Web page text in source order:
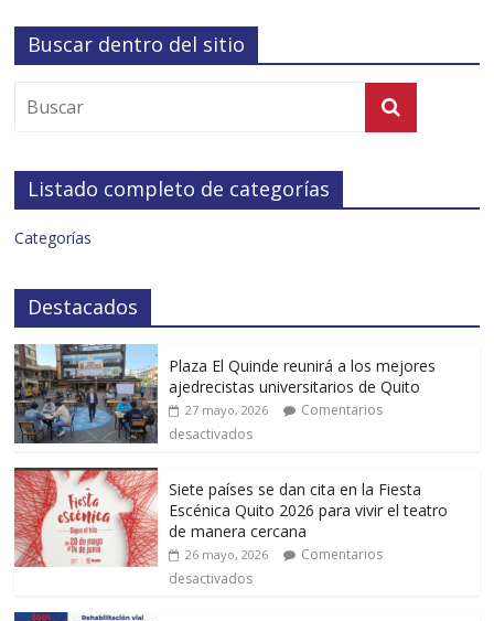
Buscar dentro del sitio
Listado completo de categorías
Categorías
Destacados
Plaza El Quinde reunirá a los mejores
ajedrecistas universitarios de Quito
27 mayo, 2026
Comentarios
desactivados
Siete países se dan cita en la Fiesta
Escénica Quito 2026 para vivir el teatro
de manera cercana
26 mayo, 2026
Comentarios
desactivados